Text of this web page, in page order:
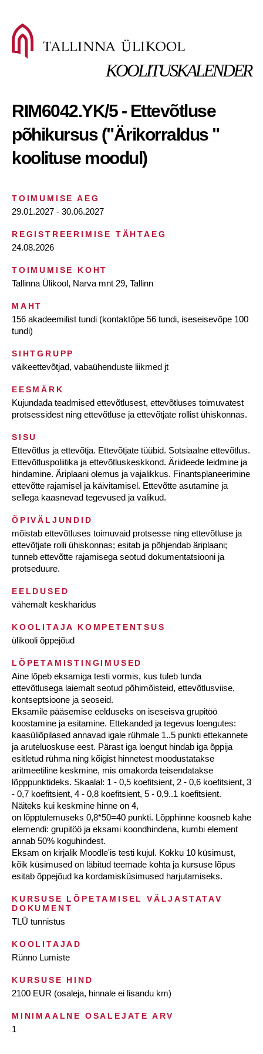
KOOLITUSKALENDER
RIM6042.YK/5 - Ettevõtluse
põhikursus ("Ärikorraldus "
koolituse moodul)
TOIMUMISE AEG
29.01.2027 - 30.06.2027
REGISTREERIMISE TÄHTAEG
24.08.2026
TOIMUMISE KOHT
Tallinna Ülikool, Narva mnt 29, Tallinn
MAHT
156 akadeemilist tundi (kontaktõpe 56 tundi, iseseisevõpe 100
tundi)
SIHTGRUPP
väikeettevõtjad, vabaühenduste liikmed jt
EESMÄRK
Kujundada teadmised ettevõtlusest, ettevõtluses toimuvatest
protsessidest ning ettevõtluse ja ettevõtjate rollist ühiskonnas.
SISU
Ettevõtlus ja ettevõtja. Ettevõtjate tüübid. Sotsiaalne ettevõtlus.
Ettevõtluspoliitika ja ettevõtluskeskkond. Äriideede leidmine ja
hindamine. Äriplaani olemus ja vajalikkus. Finantsplaneerimine
ettevõtte rajamisel ja käivitamisel. Ettevõtte asutamine ja
sellega kaasnevad tegevused ja valikud.
ÕPIVÄLJUNDID
mõistab ettevõtluses toimuvaid protsesse ning ettevõtluse ja
ettevõtjate rolli ühiskonnas; esitab ja põhjendab äriplaani;
tunneb ettevõtte rajamisega seotud dokumentatsiooni ja
protseduure.
EELDUSED
vähemalt keskharidus
KOOLITAJA KOMPETENTSUS
ülikooli õppejõud
LÕPETAMISTINGIMUSED
Aine lõpeb eksamiga testi vormis, kus tuleb tunda
ettevõtlusega laiemalt seotud põhimõisteid, ettevõtlusviise,
kontseptsioone ja seoseid.
Eksamile pääsemise eelduseks on iseseisva grupitöö
koostamine ja esitamine. Ettekanded ja tegevus loengutes:
kaasüliõpilased annavad igale rühmale 1..5 punkti ettekannete
ja aruteluoskuse eest. Pärast iga loengut hindab iga õppija
esitletud rühma ning kõigist hinnetest moodustatakse
aritmeetiline keskmine, mis omakorda teisendatakse
lõpppunktideks. Skaalal: 1 - 0,5 koefitsient, 2 - 0,6 koefitsient, 3
- 0,7 koefitsient, 4 - 0,8 koefitsient, 5 - 0,9..1 koefitsient.
Näiteks kui keskmine hinne on 4,
on lõpptulemuseks 0,8*50=40 punkti. Lõpphinne koosneb kahe
elemendi: grupitöö ja eksami koondhindena, kumbi element
annab 50% koguhindest.
Eksam on kirjalik Moodle'is testi kujul. Kokku 10 küsimust,
kõik küsimused on läbitud teemade kohta ja kursuse lõpus
esitab õppejõud ka kordamisküsimused harjutamiseks.
KURSUSE LÕPETAMISEL VÄLJASTATAV
DOKUMENT
TLÜ tunnistus
KOOLITAJAD
Rünno Lumiste
KURSUSE HIND
2100 EUR (osaleja, hinnale ei lisandu km)
MINIMAALNE OSALEJATE ARV
1